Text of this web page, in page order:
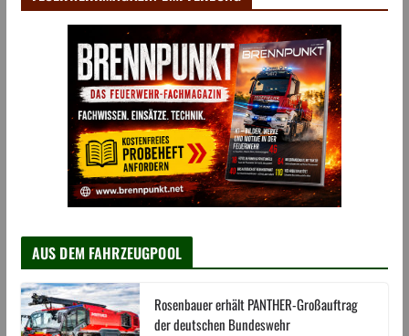
AUS DEM FAHRZEUGPOOL
Rosenbauer erhält PANTHER-Großauftrag
der deutschen Bundeswehr